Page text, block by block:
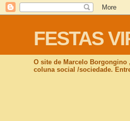
FESTAS
O site de Marcelo Borgongino
coluna social /sociedade.